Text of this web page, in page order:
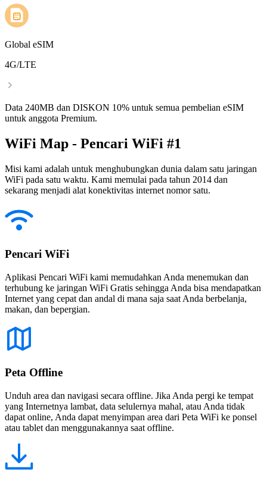
Global eSIM
4G/LTE
Data 240MB dan DISKON 10% untuk semua pembelian eSIM
untuk anggota Premium.
WiFi Map - Pencari WiFi #1
Misi kami adalah untuk menghubungkan dunia dalam satu jaringan
WiFi pada satu waktu. Kami memulai pada tahun 2014 dan
sekarang menjadi alat konektivitas internet nomor satu.
Pencari WiFi
Aplikasi Pencari WiFi kami memudahkan Anda menemukan dan
terhubung ke jaringan WiFi Gratis sehingga Anda bisa mendapatkan
Internet yang cepat dan andal di mana saja saat Anda berbelanja,
makan, dan bepergian.
Peta Offline
Unduh area dan navigasi secara offline. Jika Anda pergi ke tempat
yang Internetnya lambat, data selulernya mahal, atau Anda tidak
dapat online, Anda dapat menyimpan area dari Peta WiFi ke ponsel
atau tablet dan menggunakannya saat offline.